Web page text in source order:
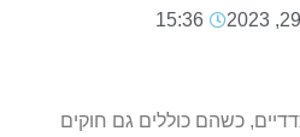
15:36
כשהם כוללים גם חוקים